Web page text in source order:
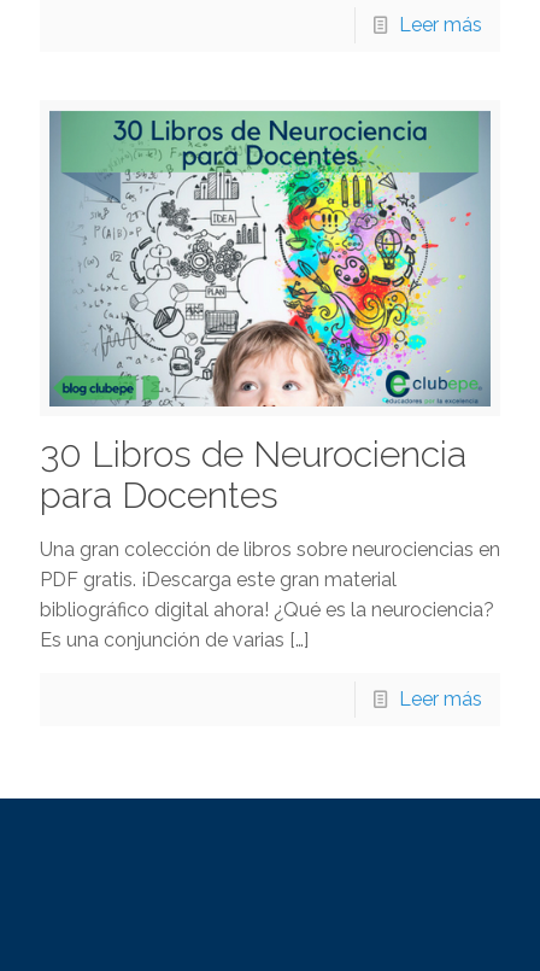
Leer más
30 Libros de Neurociencia
para Docentes
Una gran colección de libros sobre neurociencias en
PDF gratis. ¡Descarga este gran material
bibliográfico digital ahora! ¿Qué es la neurociencia?
Es una conjunción de varias […]
Leer más